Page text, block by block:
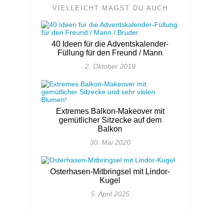
VIELLEICHT MAGST DU AUCH
40 Ideen für die Adventskalender-
Füllung für den Freund / Mann
2. Oktober 2019
Extremes Balkon-Makeover mit
gemütlicher Sitzecke auf dem
Balkon
30. Mai 2020
Osterhasen-Mitbringsel mit Lindor-
Kugel
5. April 2025